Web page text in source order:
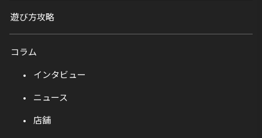
遊び方攻略
コラム
インタビュー
ニュース
店舗